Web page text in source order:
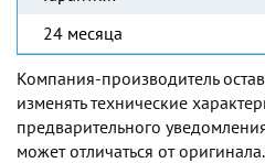
24 месяца
Компания-производитель
изменять технические
предварительного
может отличаться от оригинала.